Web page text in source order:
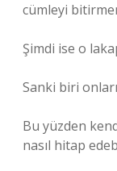
cümleyi
Şimdi ise o
Sanki biri
Bu yüzden
nasıl hitap